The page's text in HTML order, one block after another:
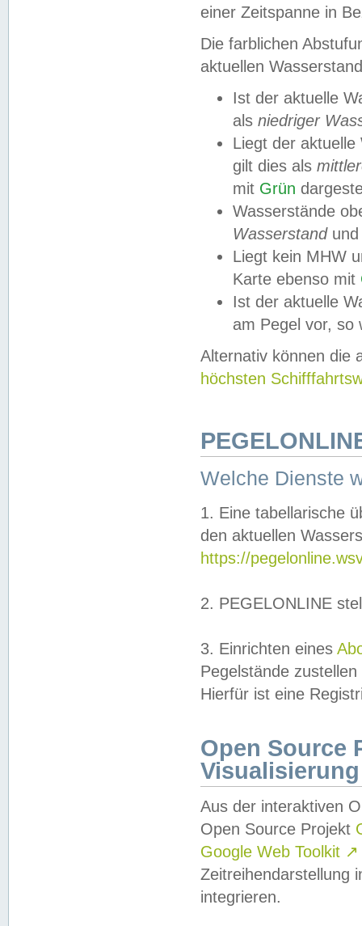
einer Zeitspanne in
Die farblichen
aktuellen
Ist der aktuelle
als niedriger
Liegt der
gilt dies als
mit Grün
Wasserstände
Wasserstandund
Liegt kein MHW
Karte ebenso mit
Ist der aktuelle
am Pegel vor,
Alternativ können die
höchsten
Welche Dienste
1. Eine tabellarische
den aktuellen
https://
2. PEGELONLINE
3. Einrichten eines
Pegelstände
Hierfür ist eine
Open Source
Visualisierung
Aus der interaktiven
Open Source Projekt
Google Web Toolkit ↗
Zeitreihendarstellung
integrieren.